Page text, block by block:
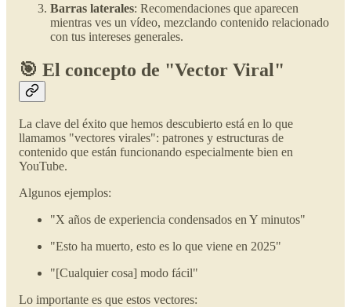
Barras laterales: Recomendaciones que aparecen
mientras ves un vídeo, mezclando contenido relacionado
con tus intereses generales.
🎯 El concepto de "Vector Viral"
La clave del éxito que hemos descubierto está en lo que
llamamos "vectores virales": patrones y estructuras de
contenido que están funcionando especialmente bien en
YouTube.
Algunos ejemplos:
"X años de experiencia condensados en Y minutos"
"Esto ha muerto, esto es lo que viene en 2025"
"[Cualquier cosa] modo fácil"
Lo importante es que estos vectores: